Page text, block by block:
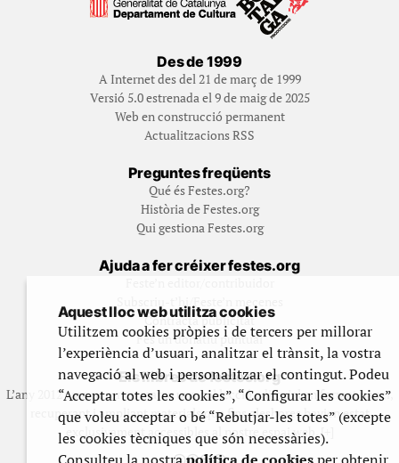
Des de 1999
A Internet des del 21 de març de 1999
Versió 5.0 estrenada el 9 de maig de 2025
Web en construcció permanent
Actualitzacions RSS
Preguntes freqüents
Qué és Festes.org?
Història de Festes.org
Qui gestiona Festes.org
Ajuda a fer créixer festes.org
Subscriu-t’hi/Feste’n mecenes
Contracta publicitat
Fes un donatiu puntual
Els llibres de festes.org
L’any 2012 vam posar en marxa una col·lecció editorial en format paper,
recuperant i ampliant materials que fins aleshores havien estat
exclusivament accessibles al nostre espai web. [+]
Aquest lloc web utilitza cookies
Utilitzem cookies pròpies i de tercers per millorar
l’experiència d’usuari, analitzar el trànsit, la vostra
navegació al web i personalitzar el contingut. Podeu
“Acceptar totes les cookies”, “Configurar les cookies”
que voleu acceptar o bé “Rebutjar-les totes” (excepte
les cookies tècniques que són necessàries).